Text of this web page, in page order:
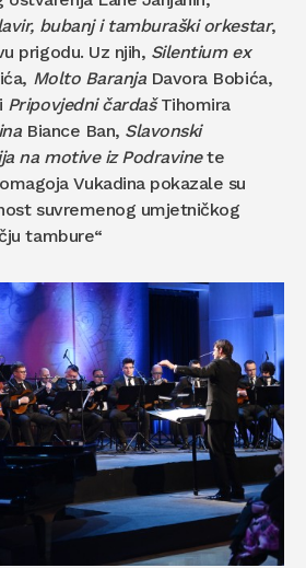
bubanj i tamburaški orkestar,
prigodu. Uz njih, Silentium ex
Molto BaranjaDavora Bobića,
i Pripovjedni čardašTihomira
Biance Ban, Slavonski
na motive iz Podravinete
Vukadina pokazale su
suvremenog umjetničkog
tambure“